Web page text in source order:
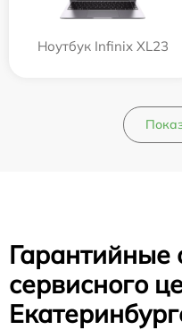
Ноутбук Infinix XL23
Гарантийные
сервисного